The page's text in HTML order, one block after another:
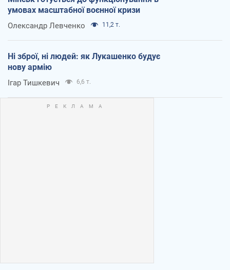
умовах масштабної воєнної кризи
Олександр Левченко 11,2 т.
Ні зброї, ні людей: як Лукашенко будує
нову армію
Ігар Тишкевич 6,6 т.